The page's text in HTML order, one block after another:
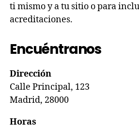
ti mismo y a tu sitio o para
acreditaciones.
Encuéntranos
Dirección
Calle Principal, 123
Madrid, 28000
Horas